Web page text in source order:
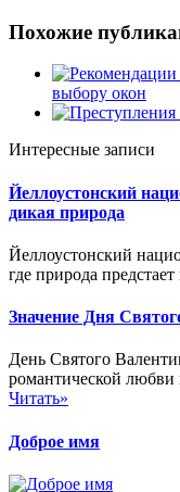
Похожие
выбору окон
Интересные записи
Йеллоустонский
дикая природа
Йеллоустонский
где природа
Значение Дня
День Святого
романтической
Читать»
Доброе имя